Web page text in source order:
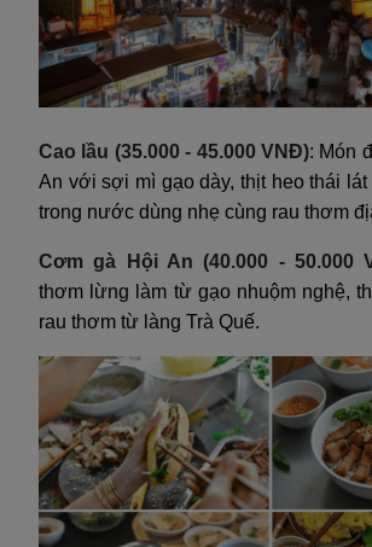
Cao lầu (35.000 - 45.000 VNĐ): Món
An với sợi mì gạo dày, thịt heo thái lát
trong nước dùng nhẹ cùng rau thơm
Cơm gà Hội An (40.000 - 50.000
thơm lừng làm từ gạo nhuộm nghệ,
rau thơm từ làng Trà Quế.